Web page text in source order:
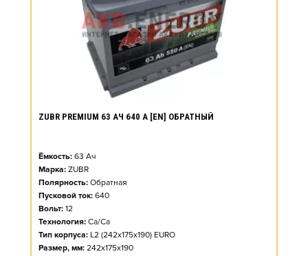
ZUBR PREMIUM 63 АЧ 640 А [EN] ОБРАТНЫЙ
Ёмкость: 63 Ач
Марка: ZUBR
Полярность: Обратная
Пусковой ток: 640
Вольт: 12
Технология: Ca/Ca
Тип корпуса: L2 (242x175x190) EURO
Размер, мм: 242x175x190